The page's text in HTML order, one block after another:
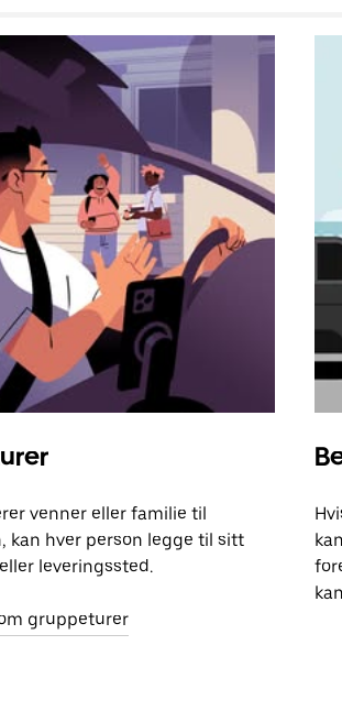
venner eller familie til
kan hver person legge til sitt
leveringssted.
gruppeturer